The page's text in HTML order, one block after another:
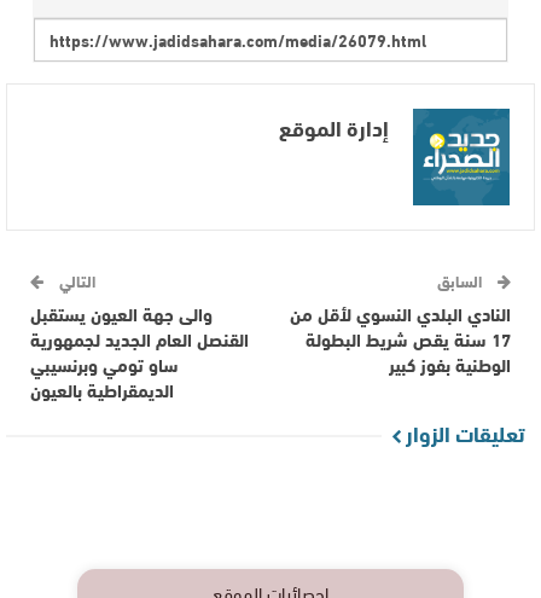
إدارة الموقع
السابق
النادي البلدي النسوي لأقل من
17 سنة يقص شريط البطولة
الوطنية بفوز كبير
التالي
والى جهة العيون يستقبل
القنصل العام الجديد لجمهورية
ساو تومي وبرنسيبي
الديمقراطية بالعيون
تعليقات الزوار